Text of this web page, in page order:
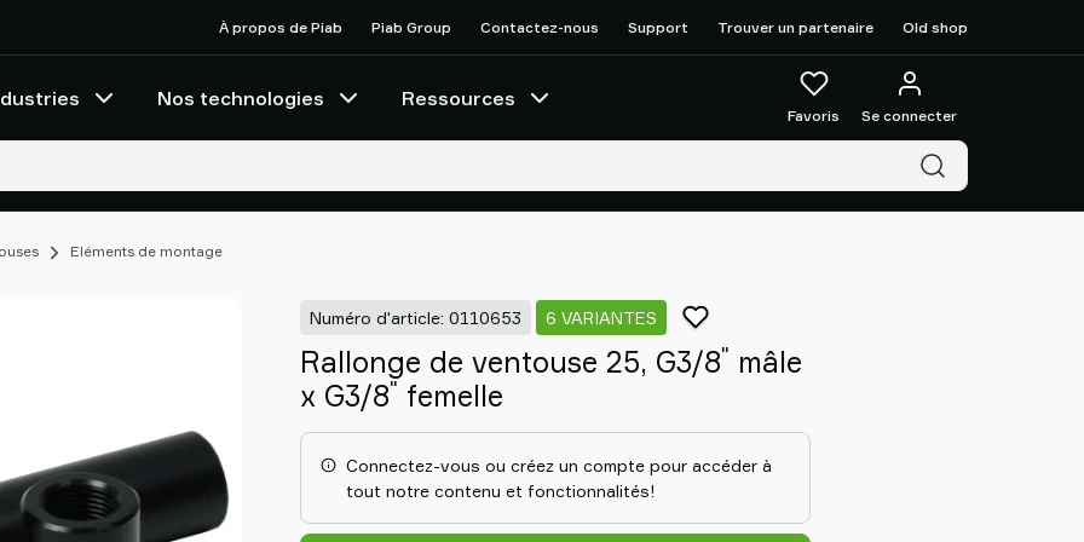
À propos de Piab Piab Group Contactez-nous Support Trouver un partenaire Old shop
Nos technologies Ressources
Favoris Se connecter
Eléments de montage
Numéro d'article: 0110653 6 VARIANTES
Rallonge de ventouse 25, G3/8" mâle
x G3/8" femelle
Connectez-vous ou créez un compte pour accéder à
tout notre contenu et fonctionnalités!